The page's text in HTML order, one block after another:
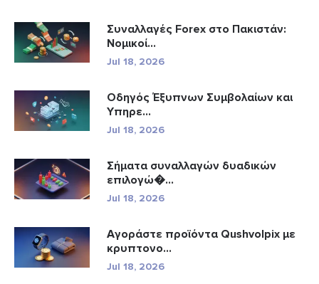
Συναλλαγές Forex στο Πακιστάν:
Νομικοί...
Jul 18, 2026
Οδηγός Έξυπνων Συμβολαίων και
Υπηρε...
Jul 18, 2026
Σήματα συναλλαγών δυαδικών
επιλογώ�...
Jul 18, 2026
Αγοράστε προϊόντα Qushvolpix με
κρυπτονο...
Jul 18, 2026